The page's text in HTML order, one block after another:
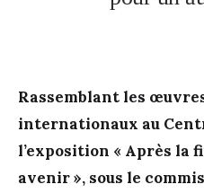
Rassemblant les
internationaux au
l’exposition « Après la
avenir », sous le